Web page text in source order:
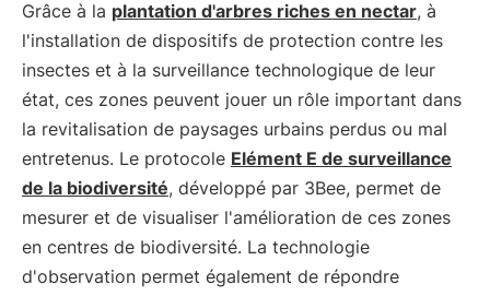
Grâce à la plantation d'arbres riches en nectar, à
l'installation de dispositifs de protection contre les
insectes et à la surveillance technologique de leur
état, ces zones peuvent jouer un rôle important dans
la revitalisation de paysages urbains perdus ou mal
entretenus. Le protocole Elément E de surveillance
de la biodiversité, développé par 3Bee, permet de
mesurer et de visualiser l'amélioration de ces zones
en centres de biodiversité. La technologie
d'observation permet également de répondre